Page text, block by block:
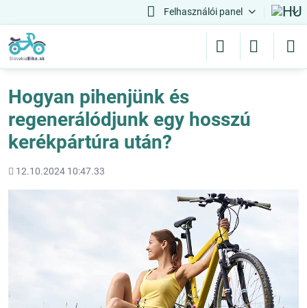
Felhasználói panel
Hogyan pihenjünk és
regenerálódjunk egy hosszú
kerékpártúra után?
Hozááadott
12.10.2024 10:47.33